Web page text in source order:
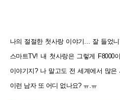
나의 절절한 첫사랑 이야기… 잘 들었
스마트TV! 내 첫사랑은 그렇게 F8000이
이야기지? 나 말고도 전 세계에서 많은
이런 남자 또 어디 없나요? ㅠ.ㅠ